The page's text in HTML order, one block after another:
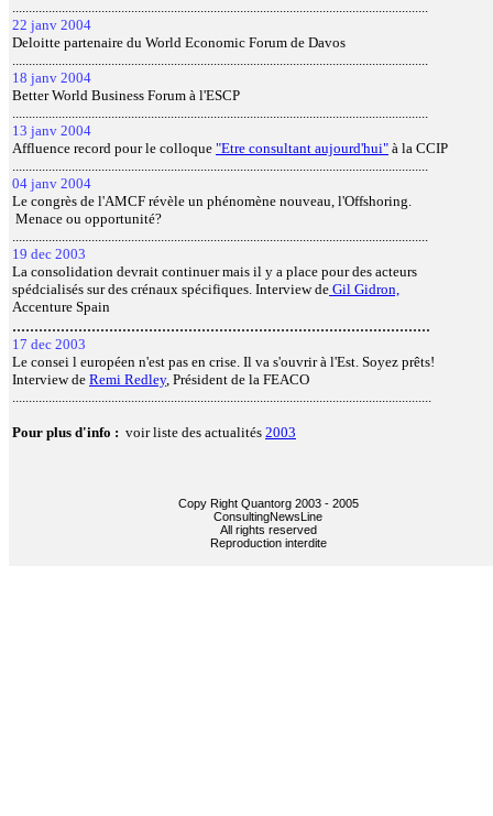
..............................................................................................................................
22 janv 2004
Deloitte partenaire du World Economic Forum de Davos
..............................................................................................................................
18 janv 2004
Better World Business Forum à l'ESCP
..............................................................................................................................
13 janv 2004
Affluence record pour le colloque "Etre consultant aujourd'hui" à la CCIP
..............................................................................................................................
04 janv 2004
Le congrès de l'AMCF révèle un phénomène nouveau, l'Offshoring.
Menace ou opportunité?
..............................................................................................................................
19 dec 2003
La consolidation devrait continuer mais il y a place pour des acteurs
spédcialisés sur des crénaux spécifiques. Interview de Gil Gidron,
Accenture Spain
...............................................................................................
17 dec 2003
Le consei l européen n'est pas en crise. Il va s'ouvrir à l'Est. Soyez prêts!
Interview de Remi Redley, Président de la FEACO
...............................................................................................................................
Pour plus d'info : voir liste des actualités 2003
Copy Right Quantorg 2003 - 2005
ConsultingNewsLine
All rights reserved
Reproduction interdite